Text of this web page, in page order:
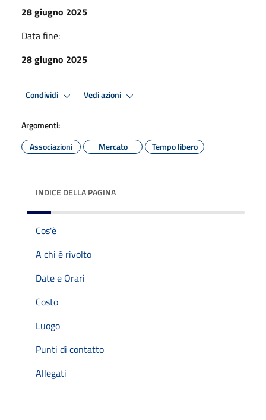
28 giugno 2025
Data fine:
28 giugno 2025
Condividi Vedi azioni
Argomenti:
Associazioni
Mercato Tempo libero
INDICE DELLA PAGINA
Cos'è
A chi è rivolto
Date e Orari
Costo
Luogo
Punti di contatto
Allegati